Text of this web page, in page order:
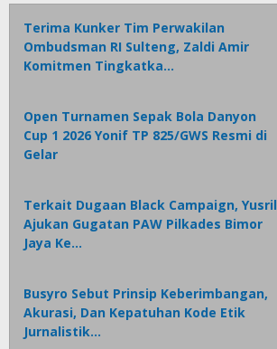
Terima Kunker Tim Perwakilan
Ombudsman RI Sulteng, Zaldi Amir
Komitmen Tingkatka…
Open Turnamen Sepak Bola Danyon
Cup 1 2026 Yonif TP 825/GWS Resmi di
Gelar
Terkait Dugaan Black Campaign, Yusril
Ajukan Gugatan PAW Pilkades Bimor
Jaya Ke…
Busyro Sebut Prinsip Keberimbangan,
Akurasi, Dan Kepatuhan Kode Etik
Jurnalistik…